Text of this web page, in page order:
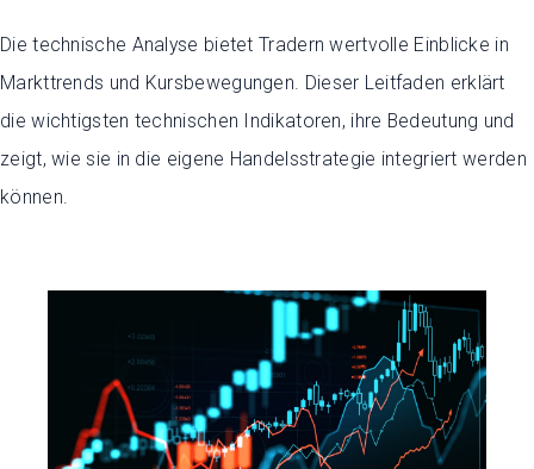
Die technische Analyse bietet Tradern wertvolle Einblicke in
Markttrends und Kursbewegungen. Dieser Leitfaden erklärt
die wichtigsten technischen Indikatoren, ihre Bedeutung und
zeigt, wie sie in die eigene Handelsstrategie integriert werden
können.